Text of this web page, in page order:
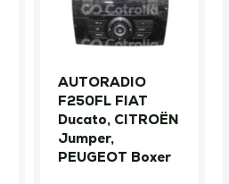
AUTORADIO
F250FL FIAT
Ducato, CITROËN
Jumper,
PEUGEOT Boxer